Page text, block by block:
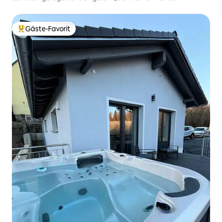
Beliebter Gäste-Favorit.
Gäste-Favorit